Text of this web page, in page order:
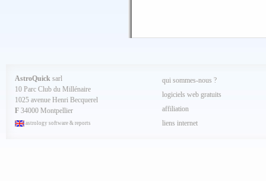
Septembre 2024
Avril 2024
Mars 2024
Février 2024
Janvier 2024
Décembre 2023
Novembre 2023
AstroQuick sarl
10 Parc Club du Millénaire
1025 avenue Henri Becquerel
F 34000 Montpellier
astrology software & reports
qui sommes-nous ?
logiciels web gratuits
affiliation
liens internet